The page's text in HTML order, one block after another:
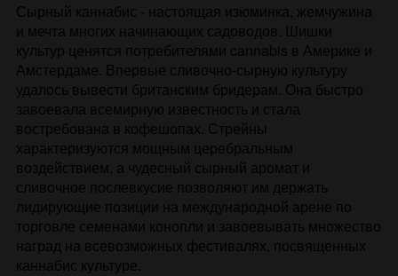
Сырный каннабис - настоящая изюминка, жемчужина
и мечта многих начинающих садоводов. Шишки
культур ценятся потребителями cannabis в Америке и
Амстердаме. Впервые сливочно-сырную культуру
удалось вывести британским бридерам. Она быстро
завоевала всемирную известность и стала
востребована в кофешопах. Стрейны
характеризуются мощным церебральным
воздействием, а чудесный сырный аромат и
сливочное послевкусие позволяют им держать
лидирующие позиции на международной арене по
торговле семенами конопли и завоевывать множество
наград на всевозможных фестивалях, посвященных
каннабис культуре.